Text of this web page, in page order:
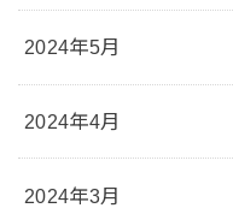
2024年5月
2024年4月
2024年3月